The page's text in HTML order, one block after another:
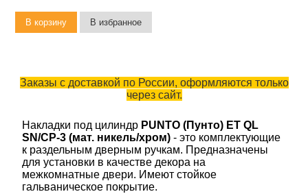
Заказы с доставкой по России, оформляются только
через сайт.
Накладки под цилиндр PUNTO (Пунто) ET QL
SN/CP-3 (мат. никель/хром) - это комплектующие
к раздельным дверным ручкам. Предназначены
для установки в качестве декора на
межкомнатные двери. Имеют стойкое
гальваническое покрытие.